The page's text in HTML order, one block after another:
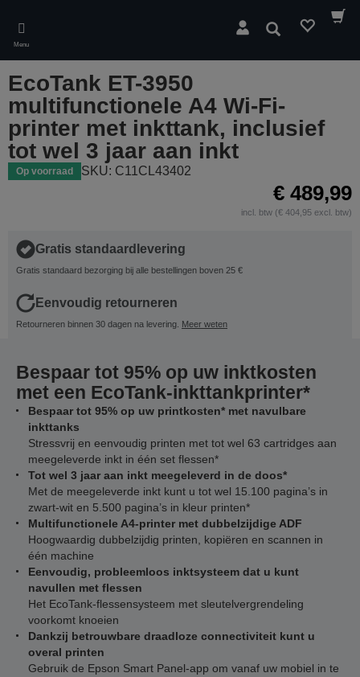
main
content
Menu
Zoeken
EcoTank ET-3950
multifunctionele A4 Wi-Fi-
printer met inkttank, inclusief
tot wel 3 jaar aan inkt
Op voorraad SKU: C11CL43402
€ 489,99
incl. btw (€ 404,95 excl. btw)
Gratis standaardlevering
Gratis standaard bezorging bij alle bestellingen boven 25 €
Eenvoudig retourneren
Retourneren binnen 30 dagen na levering. Meer weten
Bespaar tot 95% op uw inktkosten
met een EcoTank-inkttankprinter*
Bespaar tot 95% op uw printkosten* met navulbare
inkttanks
Stressvrij en eenvoudig printen met tot wel 63 cartridges aan
meegeleverde inkt in één set flessen*
Tot wel 3 jaar aan inkt meegeleverd in de doos*
Met de meegeleverde inkt kunt u tot wel 15.100 pagina’s in
zwart-wit en 5.500 pagina’s in kleur printen*
Multifunctionele A4-printer met dubbelzijdige ADF
Hoogwaardig dubbelzijdig printen, kopiëren en scannen in
één machine
Eenvoudig, probleemloos inktsysteem dat u kunt
navullen met flessen
Het EcoTank-flessensysteem met sleutelvergrendeling
voorkomt knoeien
Dankzij betrouwbare draadloze connectiviteit kunt u
overal printen
Gebruik de Epson Smart Panel-app om vanaf uw mobiel in te